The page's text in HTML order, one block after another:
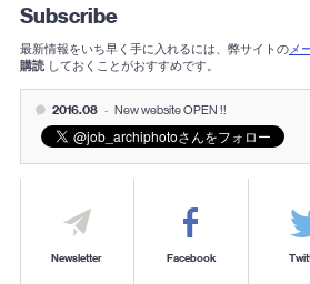
Subscribe
最新情報をいち早く手に入れるには、弊サイトのメ
購読 しておくことがおすすめです。
2016.08 - New website OPEN !!
Newsletter Facebook